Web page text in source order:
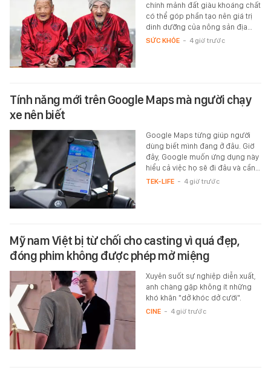
chính mảnh đất giàu khoáng chất
có thể góp phần tạo nên giá trị
dinh dưỡng của nông sản địa…
SỨC KHỎE - 4 giờ trước
Tính năng mới trên Google Maps mà người chạy
xe nên biết
Google Maps từng giúp người
dùng biết mình đang ở đâu. Giờ
đây, Google muốn ứng dụng này
hiểu cả việc họ sẽ đi đâu và cần…
TEK-LIFE - 4 giờ trước
Mỹ nam Việt bị từ chối cho casting vì quá đẹp,
đóng phim không được phép mở miệng
Xuyên suốt sự nghiệp diễn xuất,
anh chàng gặp không ít những
khó khăn "dở khóc dở cười".
CINE - 4 giờ trước